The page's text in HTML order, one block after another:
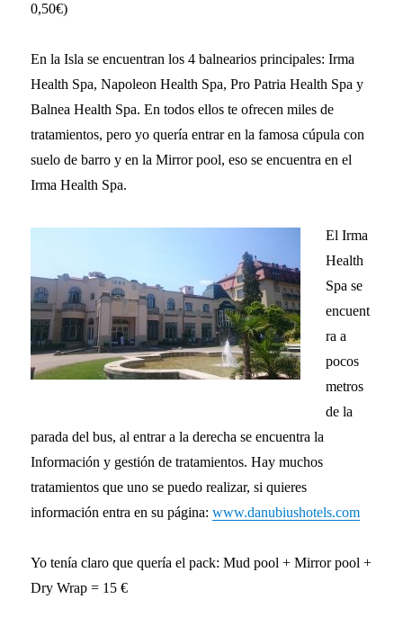
0,50€)
En la Isla se encuentran los 4 balnearios principales: Irma
Health Spa, Napoleon Health Spa, Pro Patria Health Spa y
Balnea Health Spa. En todos ellos te ofrecen miles de
tratamientos, pero yo quería entrar en la famosa cúpula con
suelo de barro y en la Mirror pool, eso se encuentra en el
Irma Health Spa.
El Irma
Health
Spa se
encuent
ra a
pocos
metros
de la
parada del bus, al entrar a la derecha se encuentra la
Información y gestión de tratamientos. Hay muchos
tratamientos que uno se puedo realizar, si quieres
información entra en su página:www.danubiushotels.com
Yo tenía claro que quería el pack: Mud pool + Mirror pool +
Dry Wrap = 15 €